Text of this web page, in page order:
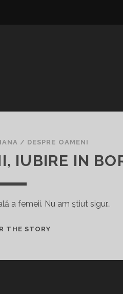
/ DESPRE OAMENI
IUBIRE IN
a femeii. Nu am ştiut sigur…
THE STORY“GEMUL